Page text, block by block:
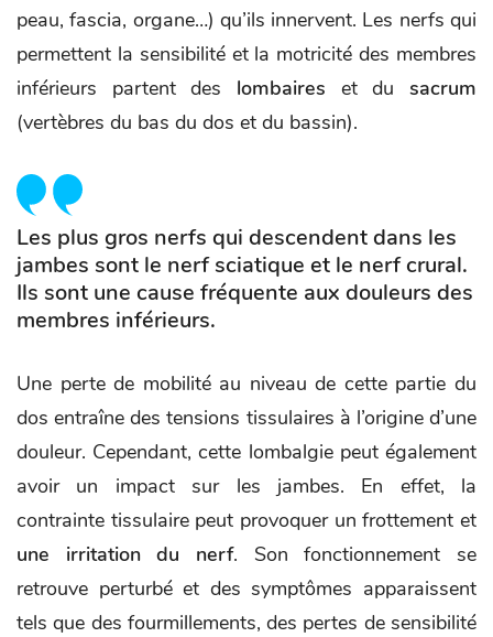
peau, fascia, organe…) qu’ils innervent. Les nerfs qui
permettent la sensibilité et la motricité des membres
inférieurs partent des lombaires et du sacrum
(vertèbres du bas du dos et du bassin).
Les plus gros nerfs qui descendent dans les
jambes sont le nerf sciatique et le nerf crural.
Ils sont une cause fréquente aux douleurs des
membres inférieurs.
Une perte de mobilité au niveau de cette partie du
dos entraîne des tensions tissulaires à l’origine d’une
douleur. Cependant, cette lombalgie peut également
avoir un impact sur les jambes. En effet, la
contrainte tissulaire peut provoquer un frottement et
une irritation du nerf. Son fonctionnement se
retrouve perturbé et des symptômes apparaissent
tels que des fourmillements, des pertes de sensibilité